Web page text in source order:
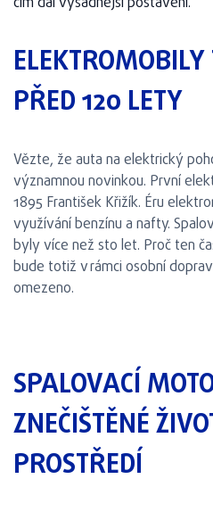
PŘED 120 LETY
Vězte, že auta na elektrický
významnou novinkou. První
1895 František Křižík. Éru
využívání benzínu a nafty.
byly více než sto let. Proč ten
bude totiž v rámci osobní
omezeno.
SPALOVACÍ
ZNEČIŠTĚNÉ
PROSTŘEDÍ